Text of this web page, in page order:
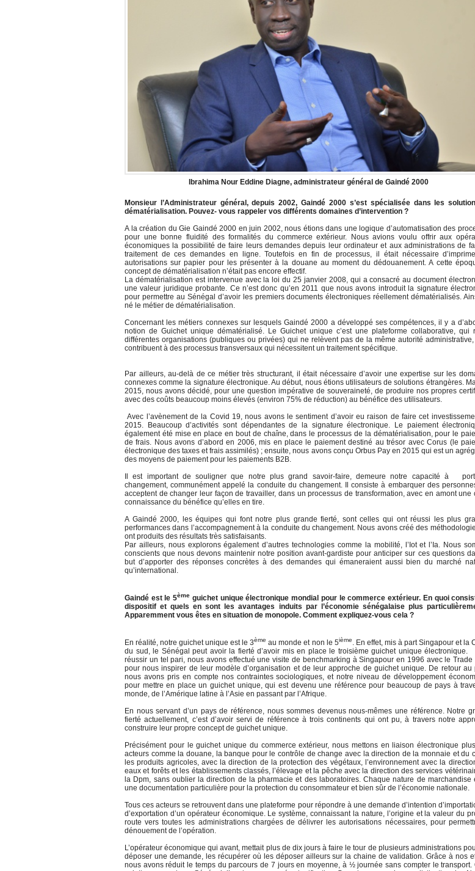
Ibrahima Nour Eddine Diagne, administrateur général de Gaindé 2000
Monsieur l’Administrateur général, depuis 2002, Gaindé 2000 s’est spécialisée dans les
dématérialisation. Pouvez- vous rappeler vos différents domaines d’intervention ?
A la création du Gie Gaindé 2000 en juin 2002, nous étions dans une logique d’automatisation des
pour une bonne fluidité des formalités du commerce extérieur. Nous avions voulu offrir aux
économiques la possibilité de faire leurs demandes depuis leur ordinateur et aux administrations de
traitement de ces demandes en ligne. Toutefois en fin de processus, il était nécessaire
autorisations sur papier pour les présenter à la douane au moment du dédouanement. A cette
concept de dématérialisation n’était pas encore effectif.
La dématérialisation est intervenue avec la loi du 25 janvier 2008, qui a consacré au document
une valeur juridique probante. Ce n’est donc qu’en 2011 que nous avons introduit la signature
pour permettre au Sénégal d’avoir les premiers documents électroniques réellement dématérialisés.
né le métier de dématérialisation.
Concernant les métiers connexes sur lesquels Gaindé 2000 a développé ses compétences, il y a
notion de Guichet unique dématérialisé. Le Guichet unique c’est une plateforme collaborative, qui
différentes organisations (publiques ou privées) qui ne relèvent pas de la même autorité
contribuent à des processus transversaux qui nécessitent un traitement spécifique.
Par ailleurs, au-delà de ce métier très structurant, il était nécessaire d’avoir une expertise sur les
connexes comme la signature électronique. Au début, nous étions utilisateurs de solutions étrangères.
2015, nous avons décidé, pour une question impérative de souveraineté, de produire nos propres
avec des coûts beaucoup moins élevés (environ 75% de réduction) au bénéfice des utilisateurs.
Avec l’avènement de la Covid 19, nous avons le sentiment d’avoir eu raison de faire cet
2015. Beaucoup d’activités sont dépendantes de la signature électronique. Le paiement
également été mise en place en bout de chaîne, dans le processus de la dématérialisation, pour le
de frais. Nous avons d’abord en 2006, mis en place le paiement destiné au trésor avec Corus (le
électronique des taxes et frais assimilés) ; ensuite, nous avons conçu Orbus Pay en 2015 qui est un
des moyens de paiement pour les paiements B2B.
Il est important de souligner que notre plus grand savoir-faire, demeure notre capacité à
changement, communément appelé la conduite du changement. Il consiste à embarquer des
acceptent de changer leur façon de travailler, dans un processus de transformation, avec en amont une
connaissance du bénéfice qu’elles en tire.
A Gaindé 2000, les équipes qui font notre plus grande fierté, sont celles qui ont réussi les plus
performances dans l’accompagnement à la conduite du changement. Nous avons créé des
ont produits des résultats très satisfaisants.
Par ailleurs, nous explorons également d’autres technologies comme la mobilité, l’Iot et l’Ia. Nous
conscients que nous devons maintenir notre position avant-gardiste pour anticiper sur ces questions
but d’apporter des réponses concrètes à des demandes qui émaneraient aussi bien du marché
qu’international.
Gaindé est le 5ème guichet unique électronique mondial pour le commerce extérieur. En quoi
dispositif et quels en sont les avantages induits par l’économie sénégalaise plus
Apparemment vous êtes en situation de monopole. Comment expliquez-vous cela ?
En réalité, notre guichet unique est le 3ème au monde et non le 5ième
. En effet, mis à part Singapour et la
du sud, le Sénégal peut avoir la fierté d’avoir mis en place le troisième guichet unique électronique.
réussir un tel pari, nous avons effectué une visite de benchmarking à Singapour en 1996 avec le Trade
pour nous inspirer de leur modèle d’organisation et de leur approche de guichet unique. De retour au
nous avons pris en compte nos contraintes sociologiques, et notre niveau de développement
pour mettre en place un guichet unique, qui est devenu une référence pour beaucoup de pays à
monde, de l’Amérique latine à l’Asie en passant par l’Afrique.
En nous servant d’un pays de référence, nous sommes devenus nous-mêmes une référence. Notre
fierté actuellement, c’est d’avoir servi de référence à trois continents qui ont pu, à travers notre
construire leur propre concept de guichet unique.
Précisément pour le guichet unique du commerce extérieur, nous mettons en liaison électronique
acteurs comme la douane, la banque pour le contrôle de change avec la direction de la monnaie et du
les produits agricoles, avec la direction de la protection des végétaux, l’environnement avec la
eaux et forêts et les établissements classés, l’élevage et la pêche avec la direction des services
la Dpm, sans oublier la direction de la pharmacie et des laboratoires. Chaque nature de marchandise
une documentation particulière pour la protection du consommateur et bien sûr de l’économie nationale.
Tous ces acteurs se retrouvent dans une plateforme pour répondre à une demande d’intention
d’exportation d’un opérateur économique. Le système, connaissant la nature, l’origine et la valeur du
route vers toutes les administrations chargées de délivrer les autorisations nécessaires, pour
dénouement de l’opération.
L’opérateur économique qui avant, mettait plus de dix jours à faire le tour de plusieurs administrations
déposer une demande, les récupérer où les déposer ailleurs sur la chaine de validation. Grâce à nos
nous avons réduit le temps du parcours de 7 jours en moyenne, à ½ journée sans compter le transport.